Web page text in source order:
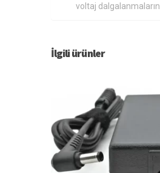
voltaj
İlgili ürünler